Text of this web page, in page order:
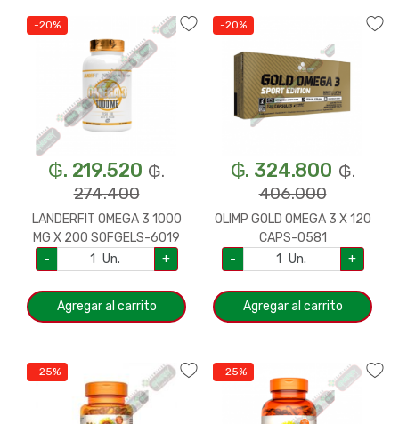
-20%
₲. 219.520 ₲.
274.400
LANDERFIT OMEGA 3 1000
MG X 200 SOFGELS-6019
-
Un. +
Agregar al carrito
-20%
₲. 324.800 ₲.
406.000
OLIMP GOLD OMEGA 3 X 120
CAPS-0581
-
Un. +
Agregar al carrito
-25% -25%